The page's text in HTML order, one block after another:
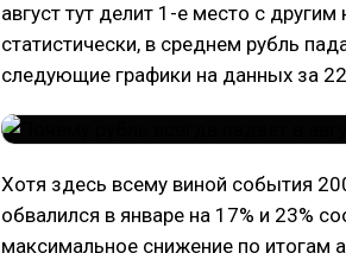
август тут делит 1-е место с
статистически, в среднем рубль
следующие графики на данных за
Хотя здесь всему виной события
обвалился в январе на 17% и 23%
максимальное снижение по итогам